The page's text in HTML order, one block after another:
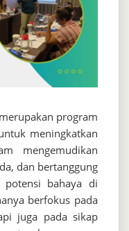
merupakan program
meningkatkan
mengemudikan
dan bertanggung
potensi bahaya di
berfokus pada
juga pada sikap